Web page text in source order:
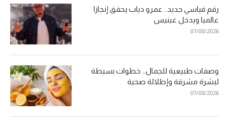
رقم قياسي جديد.. عمرو دياب يحقق إنجازا
عالميا ويدخل غينيس
07/08/2026
وصفات طبيعية للجمال… خطوات بسيطة
لبشرة مشرقة وإطلالة صحية
07/08/2026